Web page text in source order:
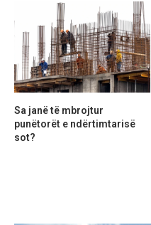
Sa janë të mbrojtur
punëtorët e ndërtimtarisë
sot?